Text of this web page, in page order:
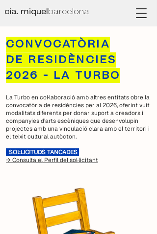
cia. miquelbarcelona
CONVOCATÒRIA
DE RESIDÈNCIES
2026 - LA TURBO
La Turbo en col·laboració amb altres entitats obre la
convocatòria de residències per al 2026, oferint vuit
modalitats diferents per donar suport a creadors i
companyies d’arts escèniques que desenvolupin
projectes amb una vinculació clara amb el territori i
el teixit cultural autòcton.
SOL·LICITUDS TANCADES
→ Consulta el Perfil del sol·licitant